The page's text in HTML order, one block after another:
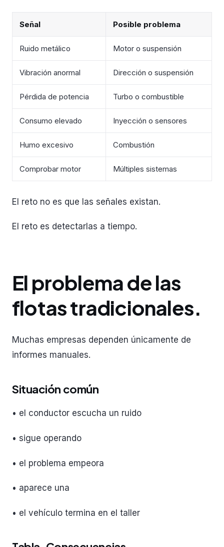
Señal Posible problema
Ruido metálico Motor o suspensión
Vibración anormal Dirección o suspensión
Pérdida de potencia Turbo o combustible
Consumo elevado Inyección o sensores
Humo excesivo Combustión
Comprobar motor Múltiples sistemas
El reto no es que las señales existan.
El reto es detectarlas a tiempo.
El problema de las
flotas tradicionales.
Muchas empresas dependen únicamente de
informes manuales.
Situación común
• el conductor escucha un ruido
• sigue operando
• el problema empeora
• aparece una
• el vehículo termina en el taller